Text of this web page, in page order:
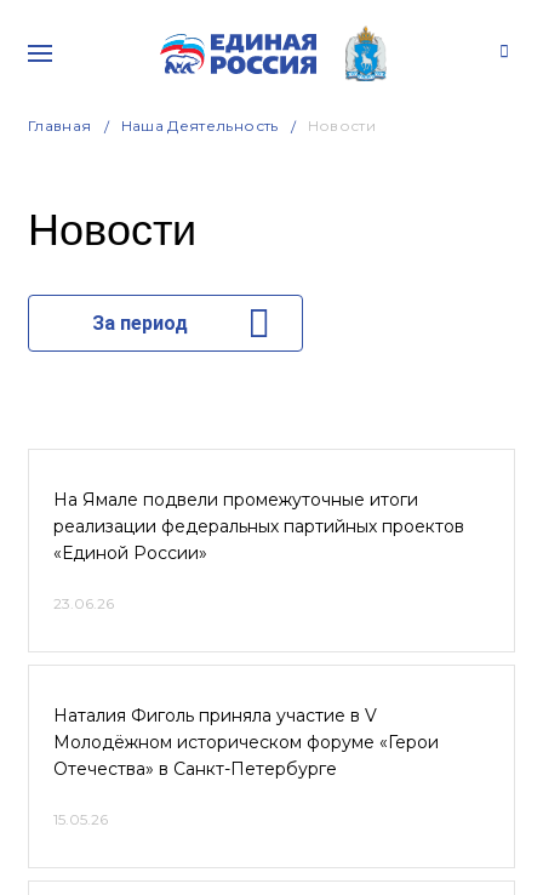
Главная Наша Деятельность Новости
Новости
За период
На Ямале подвели промежуточные итоги
реализации федеральных партийных проектов
«Единой России»
23.06.26
Наталия Фиголь приняла участие в V
Молодёжном историческом форуме «Герои
Отечества» в Санкт-Петербурге
15.05.26